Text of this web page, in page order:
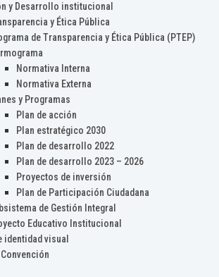
y Desarrollo institucional
y Ética Pública
de Transparencia y Ética Pública (PTEP)
Normativa Interna
Normativa Externa
y Programas
Plan de acción
Plan estratégico 2030
Plan de desarrollo 2022
Plan de desarrollo 2023 – 2026
Proyectos de inversión
Plan de Participación Ciudadana
de Gestión Integral
Educativo Institucional
identidad visual